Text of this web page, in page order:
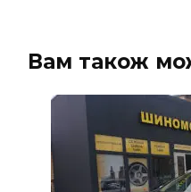
Вам також